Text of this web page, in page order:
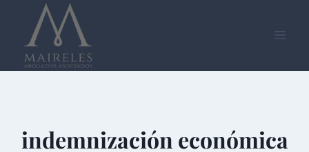
contenido
indemnización económica